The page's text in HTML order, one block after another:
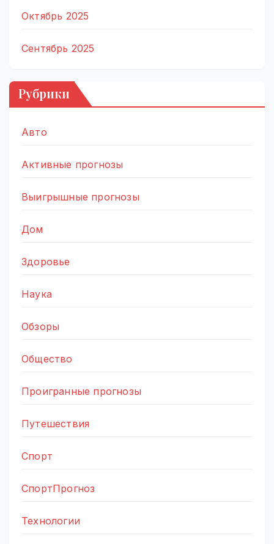
Октябрь 2025
Сентябрь 2025
Рубрики
Авто
Активные прогнозы
Выигрышные прогнозы
Дом
Здоровье
Наука
Обзоры
Общество
Проигранные прогнозы
Путешествия
Спорт
СпортПрогноз
Технологии